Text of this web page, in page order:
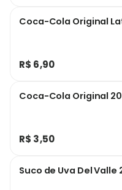
Coca-Cola Original
R$ 6,90
Coca-Cola Original
R$ 3,50
Suco de Uva Del Valle